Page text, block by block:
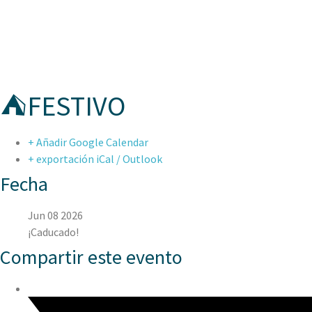
⛺FESTIVO
+ Añadir Google Calendar
+ exportación iCal / Outlook
Fecha
Jun 08 2026
¡Caducado!
Compartir este evento